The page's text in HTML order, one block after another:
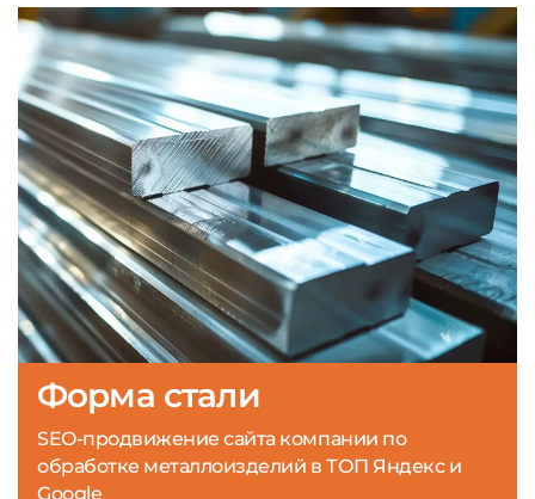
Форма стали
SEO-продвижение сайта компании по
обработке металлоизделий в ТОП Яндекс и
Google